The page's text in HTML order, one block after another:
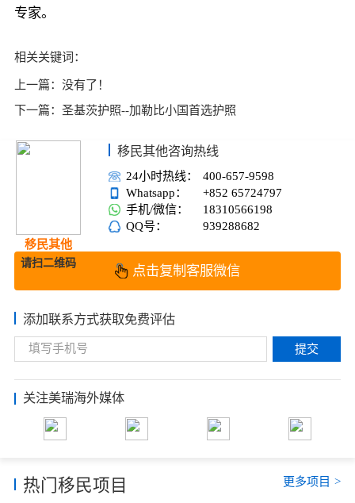
专家。
相关关键词：
上一篇： 没有了！
下一篇： 圣基茨护照--加勒比小国首选护照
移民其他
请扫二维码
移民其他咨询热线
24小时热线：
400-657-9598
Whatsapp：
+852 65724797
手机/微信：
18310566198
QQ号：
939288682
点击复制客服微信
添加联系方式获取免费评估
提交
关注美瑞海外媒体
热门移民项目 更多项目 >